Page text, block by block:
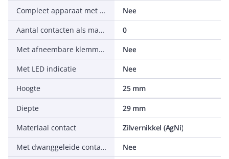
Compleet apparaat met sokkel
Nee
Aantal contacten als maakcontact
0
Met afneembare klemmen
Nee
Met LED indicatie
Nee
Hoogte
25 mm
Diepte
29 mm
Materiaal contact
Zilvernikkel (AgNi)
Met dwanggeleide contacten
Nee